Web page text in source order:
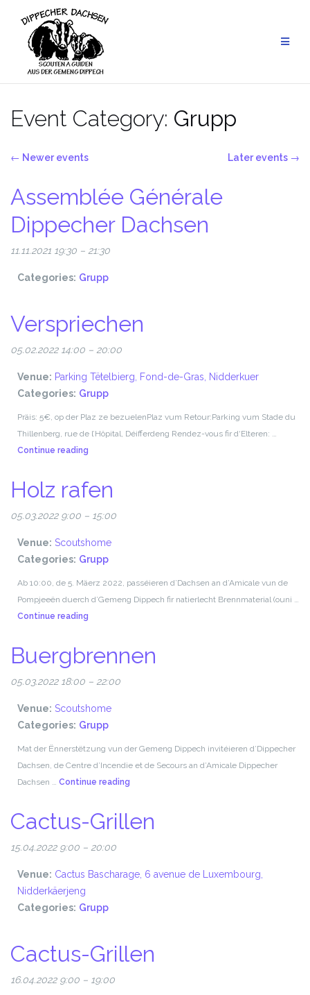
content
Event Category: Grupp
Later events →
← Newer events
Assemblée Générale
Dippecher Dachsen
11.11.2021 19:30 – 21:30
Categories: Grupp
Verspriechen
05.02.2022 14:00 – 20:00
Venue: Parking Tëtelbierg, Fond-de-Gras, Nidderkuer
Categories: Grupp
Präis: 5€, op der Plaz ze bezuelenPlaz vum Retour:Parking vum Stade du
Thillenberg, rue de l’Hôpital, Déifferdeng Rendez-vous fir d‘Elteren: …
Continue reading
Holz rafen
05.03.2022 9:00 – 15:00
Venue: Scoutshome
Categories: Grupp
Ab 10:00, de 5. Mäerz 2022, passéieren d’Dachsen an d’Amicale vun de
Pompjeeën duerch d’Gemeng Dippech fir natierlecht Brennmaterial (ouni …
Continue reading
Buergbrennen
05.03.2022 18:00 – 22:00
Venue: Scoutshome
Categories: Grupp
Mat der Ënnerstëtzung vun der Gemeng Dippech invitéieren d’Dippecher
Dachsen, de Centre d’Incendie et de Secours an d’Amicale Dippecher
Dachsen … Continue reading
Cactus-Grillen
15.04.2022 9:00 – 20:00
Venue: Cactus Bascharage, 6 avenue de Luxembourg,
Nidderkäerjeng
Categories: Grupp
Cactus-Grillen
16.04.2022 9:00 – 19:00